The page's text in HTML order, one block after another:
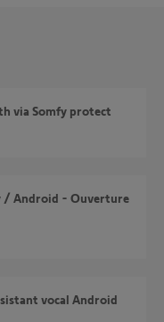
via Somfy protect